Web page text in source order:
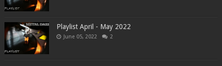
Playlist April - May 2022
June 05, 2022 2